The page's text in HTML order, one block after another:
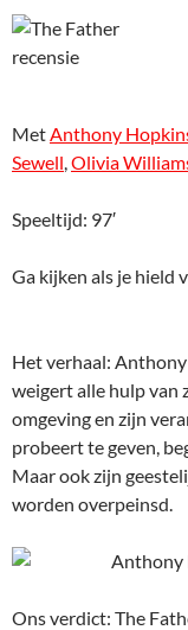
MetAnthony
Sewell,Olivia
Speeltijd: 97′
Ga kijken als je hield
Het verhaal:
weigert alle hulp van
omgeving en zijn
probeert te geven,
Maar ook zijn
worden overpeinsd.
Ons verdict: The